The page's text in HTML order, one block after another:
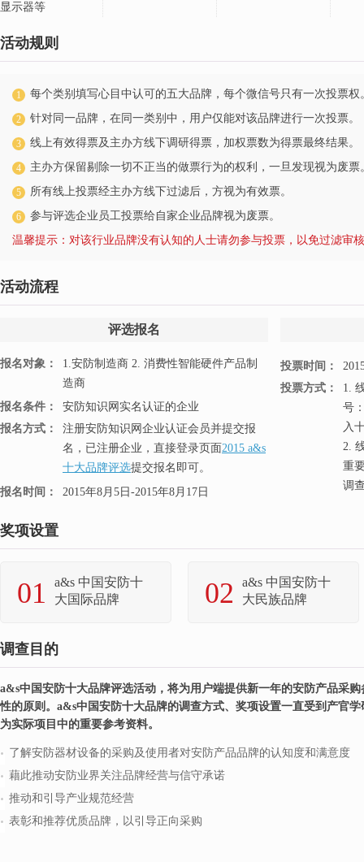
显示器等
活动规则
1 每个类别填写心目中认可的五大品牌，每个微信号只有一次投票权
2 针对同一品牌，在同一类别中，用户仅能对该品牌进行一次投票。
3 线上有效得票及主办方线下调研得票，加权票数为得票最终结果。
4 主办方保留剔除一切不正当的做票行为的权利，一旦发现视为废票
5 所有线上投票经主办方线下过滤后，方视为有效票。
6
参与评选企业员工投票给自家企业品牌视为废票。
温馨提示：对该行业品牌没有认知的人士请勿参与投票，以免过滤审
活动流程
评选报名
报名对象：
1.安防制造商 2. 消费性智能硬件产品制
造商
报名条件：
安防知识网实名认证的企业
报名方式：
注册安防知识网企业认证会员并提交报
名，已注册企业，直接登录页面2015 a&s
十大品牌评选提交报名即可。
报名时间：
2015年8月5日-2015年8月17日
投票时间：
投票方式：
1.
号
入
2.
重
调
奖项设置
01
a&s 中国安防十
大国际品牌
02
a&s 中国安防十
大民族品牌
调查目的
a&s中国安防十大品牌评选活动，将为用户端提供新一年的安防产品采
性的原则。a&s中国安防十大品牌的调查方式、奖项设置一直受到产官
为实际项目中的重要参考资料。
了解安防器材设备的采购及使用者对安防产品品牌的认知度和满意度
藉此推动安防业界关注品牌经营与信守承诺
推动和引导产业规范经营
表彰和推荐优质品牌，以引导正向采购